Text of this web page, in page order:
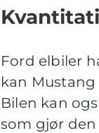
Ford elbiler
kan
Bilen kan
som gjør